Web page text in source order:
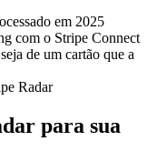
em 2025
com o Stripe Connect
de um cartão que a
Radar
para sua